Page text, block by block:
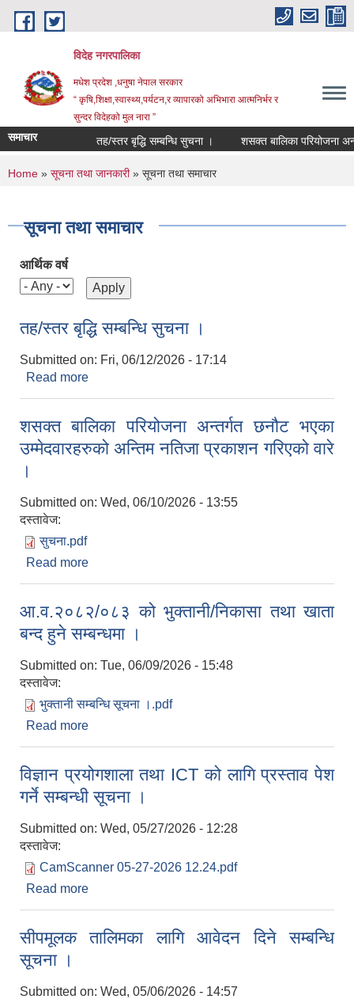
Skip to main content
विदेह नगरपालिका
मधेश प्रदेश ,धनुषा नेपाल सरकार
“ कृषि,शिक्षा,स्वास्थ्य,पर्यटन,र व्यापारको अभिभारा आत्मनिर्भर र
सुन्दर विदेहको मुल नारा ”
समाचार तह/स्तर बृद्धि सम्बन्धि सुचना । शसक्त बालिका परियोजना
You are here
Home » सूचना तथा जानकारी» सूचना तथा समाचार
सूचना तथा समाचार
आर्थिक वर्ष
तह/स्तर बृद्धि सम्बन्धि सुचना ।
Submitted on: Fri, 06/12/2026 - 17:14
Read more
शसक्त बालिका परियोजना अन्तर्गत छनौट भएका
उम्मेदवारहरुको अन्तिम नतिजा प्रकाशन गरिएको वारे
।
Submitted on: Wed, 06/10/2026 - 13:55
दस्तावेज:
सुचना.pdf
Read more
आ.व.२०८२/०८३ को भुक्तानी/निकासा तथा खाता
बन्द हुने सम्बन्धमा ।
Submitted on: Tue, 06/09/2026 - 15:48
दस्तावेज:
भुक्तानी सम्बन्धि सूचना ।.pdf
Read more
विज्ञान प्रयोगशाला तथा ICT को लागि प्रस्ताव पेश
गर्ने सम्बन्धी सूचना ।
Submitted on: Wed, 05/27/2026 - 12:28
दस्तावेज:
CamScanner 05-27-2026 12.24.pdf
Read more
सीपमूलक तालिमका लागि आवेदन दिने सम्बन्धि
सूचना ।
Submitted on: Wed, 05/06/2026 - 14:57